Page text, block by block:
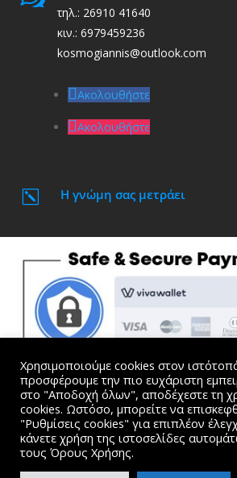
τηλ.: 26910 41640
κιν.: 6979459236
kosmogiannis@outlook.com
Ακολουθήστε
Ακολουθήστε
k Η γνώμη σας μετράει
Όλες οι τιμές
Χρήσης και Προσωπικά
website created by Dimitris
Χρησιμοποιούμε cookies στον
προσφέρουμε την πιο ευχάριστη
στο "Αποδοχή όλων", αποδέχεστε τη
cookies. Ωστόσο, μπορείτε να
"Ρυθμίσεις cookies" για επιπλέον
κάνετε χρήση της ιστοσελίδες
τους Όρους Χρήσης.